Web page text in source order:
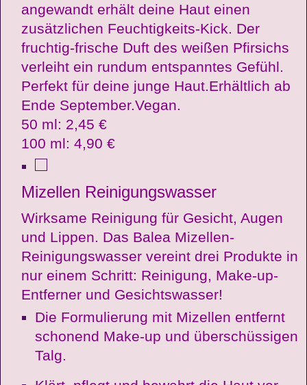
angewandt erhält deine Haut einen
zusätzlichen Feuchtigkeits-Kick. Der
fruchtig-frische Duft des weißen Pfirsichs
verleiht ein rundum entspanntes Gefühl.
Perfekt für deine junge Haut.Erhältlich ab
Ende September.Vegan.
50 ml: 2,45 €
100 ml: 4,90 €
Mizellen Reinigungswasser
Wirksame Reinigung für Gesicht, Augen
und Lippen. Das Balea Mizellen-
Reinigungswasser vereint drei Produkte in
nur einem Schritt: Reinigung, Make-up-
Entferner und Gesichtswasser!
Die Formulierung mit Mizellen entfernt
schonend Make-up und überschüssigen
Talg.